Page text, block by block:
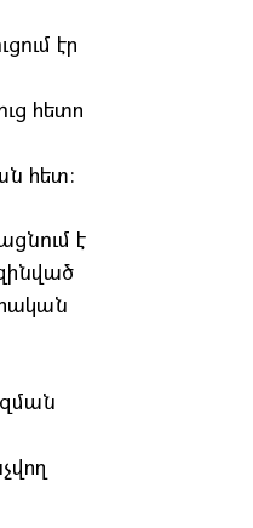
էր
հետո
հետ։
է